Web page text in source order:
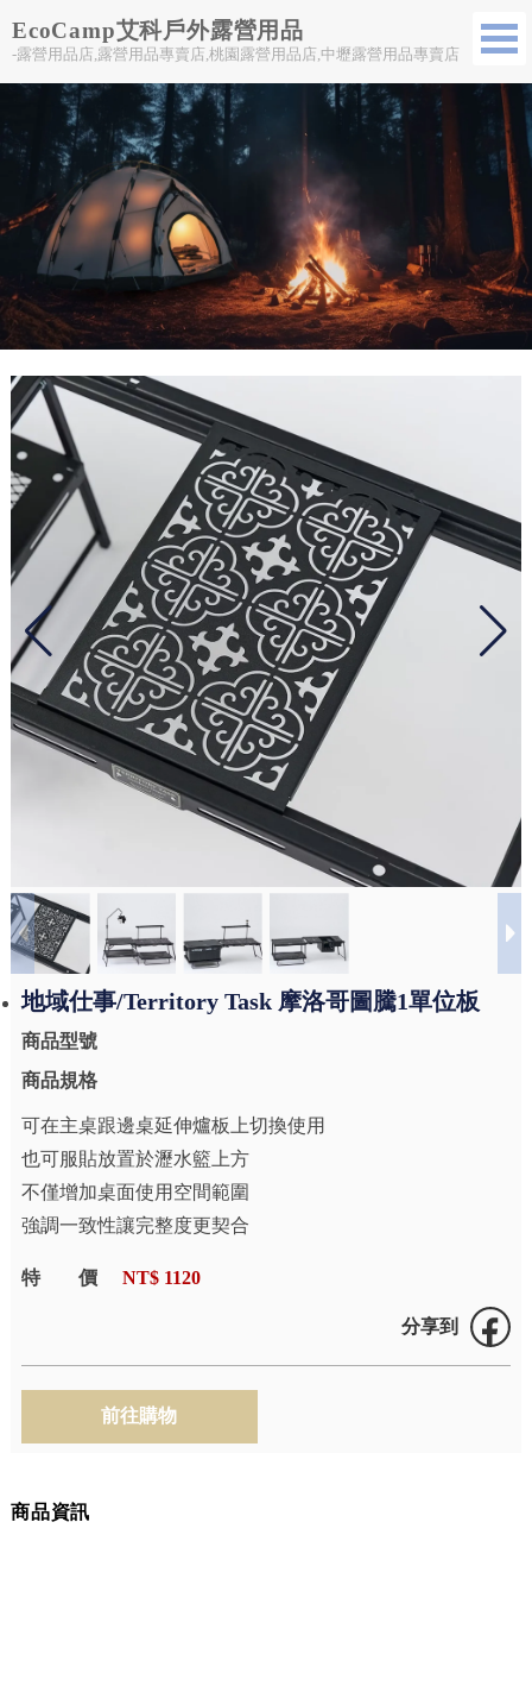
EcoCamp艾科戶外露營用品
-露營用品店,露營用品專賣店,桃園露營用品店,中壢露營用品專賣店
地域仕事/Territory Task 摩洛哥圖騰1單位板
商品型號
商品規格
可在主桌跟邊桌延伸爐板上切換使用
也可服貼放置於瀝水籃上方
不僅增加桌面使用空間範圍
強調一致性讓完整度更契合
特價 NT$ 1120
分享到
商品資訊